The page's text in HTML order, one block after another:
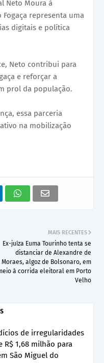
Neto Moura à
representa uma
digitais e política
Neto contribui para
e reforçar a
prol da população.
essa parceria
na mobilização
MAIS RECENTES
Ex-juíza Euma Tourinho tenta se
distanciar de Alexandre de
Moraes, algoz de Bolsonaro, em
à corrida eleitoral em Porto
Velho
de irregularidades
R$ 1,68 milhão para
São Miguel do